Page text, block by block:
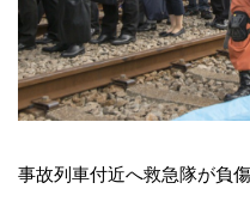
事故列車付近へ救急隊が負